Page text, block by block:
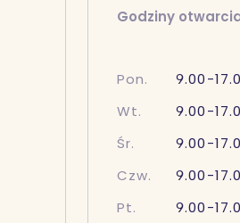
Godziny
Pon.
9.00-
Wt.
9.00-
Śr.
9.00-
Czw.
9.00-
Pt.
9.00-